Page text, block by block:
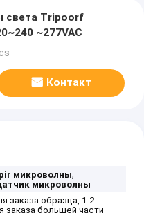
света Tripoorf
~277VAC
Контакт
микроволны,
микроволны
заказа образца, 1-2
заказа большей части